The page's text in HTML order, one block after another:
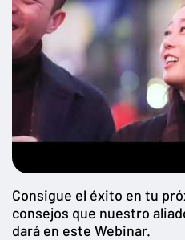
Consigue el éxito en tu
consejos que nuestro
dará en este Webinar.